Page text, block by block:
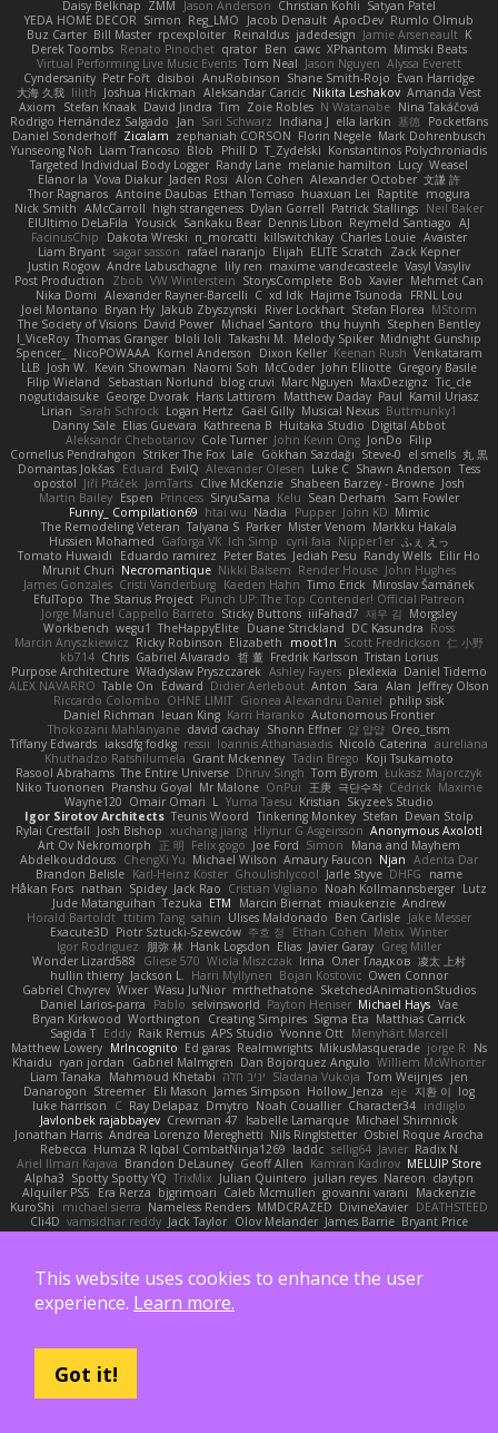
Daisy Belknap ZMM Jason Anderson Christian Kohli Satyan Patel
YEDA HOME DECOR Simon Reg_LMO Jacob Denault ApocDev Rumlo Olmub
Buz Carter Bill Master rpcexploiter Reinaldus jadedesign Jamie Arseneault K
Derek Toombs Renato Pinochet qrator Ben cawc XPhantom Mimski Beats
Virtual Performing Live Music Events Tom Neal Jason Nguyen Alyssa Everett
Cyndersanity Petr Fořt disiboi AnuRobinson Shane Smith-Rojo Evan Harridge
大海 久我 lilith Joshua Hickman Aleksandar Caricic Nikita Leshakov Amanda Vest
Axiom
Stefan Knaak David Jindra Tim Zoie Robles N Watanabe Nina Takáčová
Rodrigo Hernández Salgado
Jan Sari Schwarz Indiana J ella larkin 基德 Pocketfans
Daniel Sonderhoff Zicalam zephaniah CORSON Florin Negele Mark Dohrenbusch
Yunseong Noh Liam Trancoso Blob Phill D T_Zydelski Konstantinos Polychroniadis
Targeted Individual Body Logger Randy Lane melanie hamilton Lucy Weasel
Elanor la Vova Diakur Jaden Rosi Alon Cohen Alexander October 文謙 許
Thor Ragnaros Antoine Daubas Ethan Tomaso huaxuan Lei Raptite mogura
Nick Smith AMcCarroll high strangeness Dylan Gorrell Patrick Stallings Neil Baker
ElUltimo DeLaFila Yousick Sankaku Bear Dennis Libon Reymeld Santiago AJ
FacinusChip
Dakota Wreski n_morcatti killswitchkay Charles Louie Avaister
Liam Bryant sagar sasson rafael naranjo Elijah ELITE Scratch
Zack Kepner
Justin Rogow Andre Labuschagne lily ren maxime vandecasteele Vasyl Vasyliv
Post Production
Zbob VW Winterstein StorysComplete Bob Xavier Mehmet Can
Nika Domi Alexander Rayner-Barcelli C xd Idk Hajime Tsunoda
FRNL Lou
Joel Montano Bryan Hy Jakub Zbyszynski River Lockhart Stefan Florea MStorm
The Society of Visions David Power Michael Santoro thu huynh Stephen Bentley
I_ViceRoy Thomas Granger bloli loli Takashi M. Melody Spiker Midnight Gunship
Spencer_
NicoPOWAAA Kornel Anderson Dixon Keller Keenan Rush Venkataram
LLB Josh W. Kevin Showman Naomi Soh McCoder John Elliotte Gregory Basile
Filip Wieland
Sebastian Norlund blog cruvi Marc Nguyen MaxDezignz Tic_cle
nogutidaisuke George Dvorak Haris Lattirom Matthew Daday Paul Kamil Uriasz
Lirian Sarah Schrock Logan Hertz Gaël Gilly Musical Nexus Buttmunky1
Danny Sale Elias Guevara Kathreena B Huitaka Studio Digital Abbot
Aleksandr Chebotariov Cole Turner John Kevin Ong JonDo Filip
Cornellus Pendrahgon Striker The Fox Lale Gökhan Sazdağı Steve-0 el smells 丸 黒
Domantas Jokšas Eduard EvilQ Alexander Olesen Luke C Shawn Anderson Tess
opostol Jiří Ptáček JamTarts Clive McKenzie Shabeen Barzey - Browne Josh
Martin Bailey Espen Princess SiryuSama Kelu Sean Derham
Sam Fowler
Funny_ Compilation69 htai wu Nadia Pupper John KD Mimic
The Remodeling Veteran Talyana S Parker Mister Venom Markku Hakala
Hussien Mohamed Gaforga VK Ich Simp cyril faia Nipper1er ふぇ えっ
Tomato Huwaidi
Eduardo ramirez Peter Bates Jediah Pesu Randy Wells Eilir Ho
Mrunit Churi Necromantique Nikki Balsem Render House John Hughes
James Gonzales Cristi Vanderburg Kaeden Hahn Timo Erick Miroslav Šamánek
EfulTopo The Starius Project Punch UP: The Top Contender! Official Patreon
Jorge Manuel Cappello Barreto Sticky Buttons iiiFahad7 재우 김 Morgsley
Workbench wegu1 TheHappyElite Duane Strickland DC Kasundra Ross
Marcin Anyszkiewicz Ricky Robinson Elizabeth moot1n Scott Fredrickson 仁 小野
kb714 Chris Gabriel Alvarado 哲 董 Fredrik Karlsson Tristan Lorius
Purpose Architecture Władysław Pryszczarek Ashley Fayers plexlexia Daniel Tidemo
ALEX NAVARRO Table On Edward Didier Aerlebout Anton Sara Alan Jeffrey Olson
Riccardo Colombo OHNE LIMIT Gionea Alexandru Daniel philip sisk
Daniel Richman Ieuan King Karri Haranko Autonomous Frontier
Thokozani Mahlanyane david cachay Shonn Effner 얍 얍얍 Oreo_tism
Tiffany Edwards iaksdfg fodkg ressii Ioannis Athanasiadis Nicolò Caterina aureliana
Khuthadzo Ratshilumela Grant Mckenney Tadin Brego Koji Tsukamoto
Rasool Abrahams The Entire Universe Dhruv Singh Tom Byrom Łukasz Majorczyk
Niko Tuononen Pranshu Goyal Mr Malone OnPui 王庚 극단수작 Cédrick Maxime
Wayne120 Omair Omari L Yuma Taesu Kristian Skyzee's Studio
Igor Sirotov Architects Teunis Woord Tinkering Monkey Stefan Devan Stolp
Rylai Crestfall Josh Bishop xuchang jiang Hlynur G Asgeirsson Anonymous Axolotl
Art Ov Nekromorph
正 明 Felix gogo Joe Ford Simon
Mana and Mayhem
Abdelkouddouss ChengXi Yu Michael Wilson Amaury Faucon Njan Adenta Dar
Brandon Belisle Karl-Heinz Köster Ghoulishlycool Jarle Styve DHFG
name
Håkan Fors nathan Spidey Jack Rao Cristian Vigliano Noah Kollmannsberger Lutz
Jude Matanguihan Tezuka ETM Marcin Biernat miaukenzie Andrew
Horald Bartoldt ttitim Tang sahin Ulises Maldonado Ben Carlisle Jake Messer
Exacute3D Piotr Sztucki-Szewców 주호 정 Ethan Cohen Metix Winter
Igor Rodriguez
朋弥 林 Hank Logsdon Elias Javier Garay Greg Miller
Wonder Lizard588
Gliese 570 Wiola Miszczak Irina Олег Гладков 凌太 上村
hullin thierry Jackson L. Harri Myllynen Bojan Kostovic Owen Connor
Gabriel Chvyrev Wixer Wasu Ju'Nior mrthethatone SketchedAnimationStudios
Daniel Larios-parra
Pablo selvinsworld Payton Heniser Michael Hays Vae
Bryan Kirkwood Worthington Creating Simpires Sigma Eta Matthias Carrick
Sagida T Eddy Raik Remus APS Studio Yvonne Ott Menyhárt Marcell
Matthew Lowery MrIncognito Ed garas Realmwrights MikusMasquerade jorge R
Ns
Khaidu ryan jordan Gabriel Malmgren Dan Bojorquez Angulo Williem McWhorter
Liam Tanaka
Mahmoud Khetabi יניב חלה Sladana Vukoja Tom Weijnjes jen
Danarogon Streemer Eli Mason James Simpson Hollow_Jenza eje 지환 이 log
luke harrison
C Ray Delapaz Dmytro Noah Couallier Character34 indiiglo
Javlonbek rajabbayev Crewman 47 Isabelle Lamarque Michael Shimniok
Jonathan Harris Andrea Lorenzo Mereghetti Nils Ringlstetter Osbiel Roque Arocha
Rebecca Humza R Iqbal CombatNinja1269 laddc sellig64 Javier Radix N
Ariel Ilmari Kajava Brandon DeLauney Geoff Allen Kamran Kadirov MELUIP Store
Alpha3 Spotty Spotty YQ TrixMix Julian Quintero julian reyes Nareon claytpn
Alquiler PS5
Era Rerza bjgrimoari Caleb Mcmullen giovanni varani
Mackenzie
KuroShi
michael sierra Nameless Renders MMDCRAZED DivineXavier DEATHSTEED
Cli4D vamsidhar reddy Jack Taylor Olov Melander James Barrie Bryant Price
DEEPNOX Pen Michael Koschmieder pato dlgv Wrinkly Blink Ruben Jesper Elling
qaylanuraya Derek Ray Waaagghh Joshua Vincent Amar Declan Newell
Javier Fernández Alegre
quagootle Hirokazu Yamakura enitzur
Adam N'Diaye Gerardo Orozco
Arthur Lops
Oliver Cromwell
Timothy Montoya
Anton Rubets Gui Ramalho
This website uses cookies to enhance the user
experience. Learn more.
Got it!